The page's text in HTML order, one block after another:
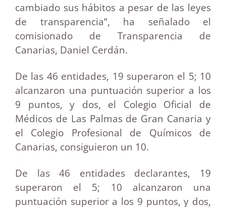
cambiado sus hábitos a pesar de las leyes
de transparencia”, ha señalado el
comisionado de Transparencia de
Canarias, Daniel Cerdán.
De las 46 entidades, 19 superaron el 5; 10
alcanzaron una puntuación superior a los
9 puntos, y dos, el Colegio Oficial de
Médicos de Las Palmas de Gran Canaria y
el Colegio Profesional de Químicos de
Canarias, consiguieron un 10.
De las 46 entidades declarantes, 19
superaron el 5; 10 alcanzaron una
puntuación superior a los 9 puntos, y dos,